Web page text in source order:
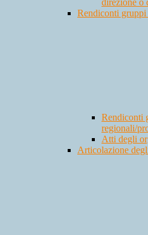
direzione o
Rendiconti
Rendiconti
regionali/
Atti degli
Articolazione